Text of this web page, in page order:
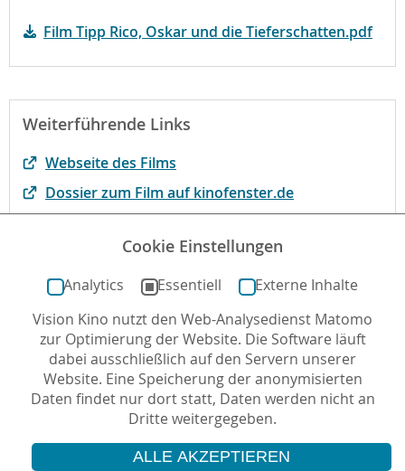
Film Tipp Rico, Oskar und die Tieferschatten.pdf
Weiterführende Links
Webseite des Films
Dossier zum Film auf kinofenster.de
Der Film bei filmportal.de
Autor*in: Jennifer Borrmann , 23.04.2014 , letzte
Aktualisierung: 08.04.2026
© 2026 Vision Kino
Cookie Einstellungen
Analytics Essentiell
Externe Inhalte
Vision Kino nutzt den Web-Analysedienst Matomo
zur Optimierung der Website. Die Software läuft
dabei ausschließlich auf den Servern unserer
Website. Eine Speicherung der anonymisierten
Daten findet nur dort statt, Daten werden nicht an
Dritte weitergegeben.
ALLE AKZEPTIEREN